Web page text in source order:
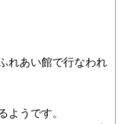
れあい館で行なわれ
ようです。